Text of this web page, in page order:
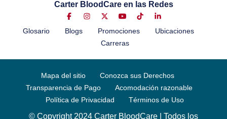
Carter BloodCare en las Redes
Glosario Blogs Promociones
Ubicaciones
Carreras
Mapa del sitio
Conozca sus Derechos
Transparencia de Pago
Acomodación razonable
Política de Privacidad
Términos de Uso
© Copyright 2024 Carter BloodCare | Todos los